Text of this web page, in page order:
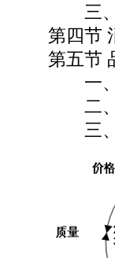
三、下
第四节 消
第五节
一、品
二、品
三、品